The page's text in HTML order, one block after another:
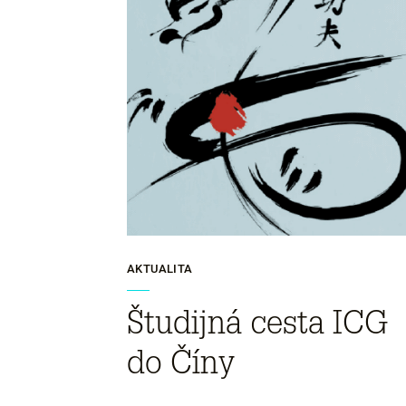
AKTUALITA
Študijná cesta ICG
do Číny